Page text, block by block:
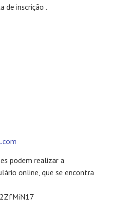
de inscrição .
podem realizar a
online, que se encontra